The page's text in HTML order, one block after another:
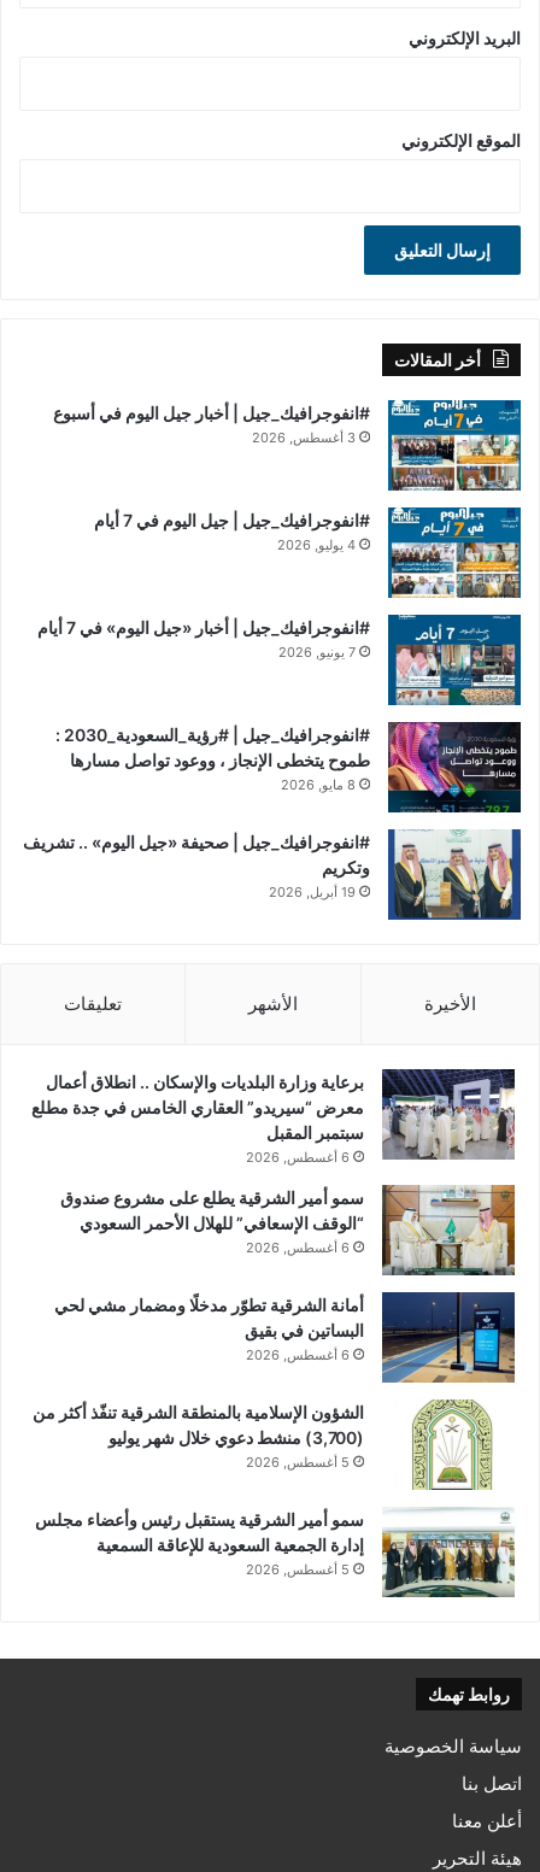
البريد الإلكتروني
الموقع الإلكتروني
أخر المقالات
#انفوجرافيك_جيل | أخبار جيل اليوم في أسبوع
3 أغسطس, 2026
#انفوجرافيك_جيل | جيل اليوم في 7 أيام
4 يوليو, 2026
#انفوجرافيك_جيل | أخبار «جيل اليوم» في 7 أيام
7 يونيو, 2026
#انفوجرافيك_جيل | #رؤية_السعودية_2030 :
طموح يتخطى الإنجاز ، ووعود تواصل مسارها
8 مايو, 2026
#انفوجرافيك_جيل | صحيفة «جيل اليوم» .. تشريف
وتكريم
19 أبريل, 2026
الأخيرة الأشهر تعليقات
برعاية وزارة البلديات والإسكان .. انطلاق أعمال
معرض “سيريدو” العقاري الخامس في جدة مطلع
سبتمبر المقبل
6 أغسطس, 2026
سمو أمير الشرقية يطلع على مشروع صندوق
“الوقف الإسعافي” للهلال الأحمر السعودي
6 أغسطس, 2026
أمانة الشرقية تطوّر مدخلًا ومضمار مشي لحي
البساتين في بقيق
6 أغسطس, 2026
الشؤون الإسلامية بالمنطقة الشرقية تنفّذ أكثر من
(3,700) منشط دعوي خلال شهر يوليو
5 أغسطس, 2026
سمو أمير الشرقية يستقبل رئيس وأعضاء مجلس
إدارة الجمعية السعودية للإعاقة السمعية
5 أغسطس, 2026
روابط تهمك
سياسة الخصوصية
اتصل بنا
أعلن معنا
هيئة التحرير